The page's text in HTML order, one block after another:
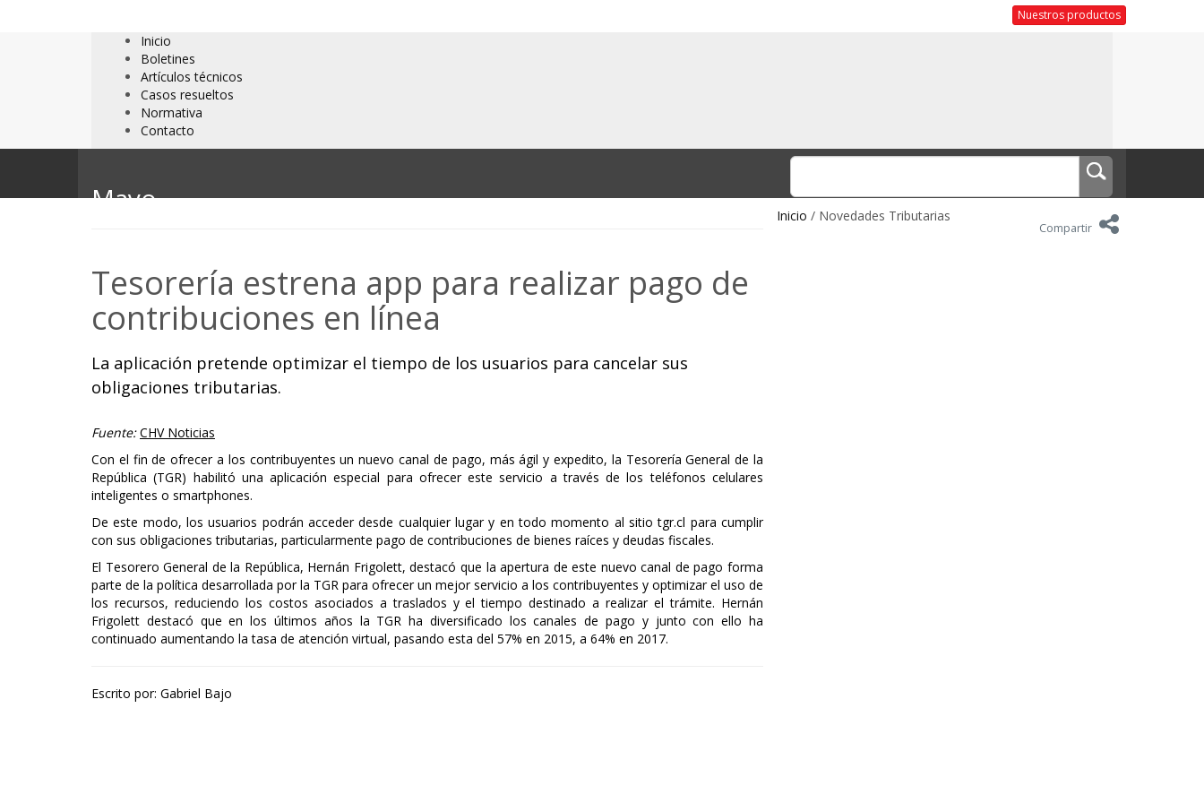
Nuestros productos
Inicio
Boletines
Artículos técnicos
Casos resueltos
Normativa
Contacto
Mayo
Inicio / Novedades Tributarias
Compartir
Tesorería estrena app para realizar pago de
contribuciones en línea
La aplicación pretende optimizar el tiempo de los usuarios para cancelar sus
obligaciones tributarias.
Fuente: CHV Noticias
Con el fin de ofrecer a los contribuyentes un nuevo canal de pago, más ágil y expedito, la Tesorería General de la
República (TGR) habilitó una aplicación especial para ofrecer este servicio a través de los teléfonos celulares
inteligentes o smartphones.
De este modo, los usuarios podrán acceder desde cualquier lugar y en todo momento al sitio tgr.cl para cumplir
con sus obligaciones tributarias, particularmente pago de contribuciones de bienes raíces y deudas fiscales.
El Tesorero General de la República, Hernán Frigolett, destacó que la apertura de este nuevo canal de pago forma
parte de la política desarrollada por la TGR para ofrecer un mejor servicio a los contribuyentes y optimizar el uso de
los recursos, reduciendo los costos asociados a traslados y el tiempo destinado a realizar el trámite. Hernán
Frigolett destacó que en los últimos años la TGR ha diversificado los canales de pago y junto con ello ha
continuado aumentando la tasa de atención virtual, pasando esta del 57% en 2015, a 64% en 2017.
Escrito por: Gabriel Bajo